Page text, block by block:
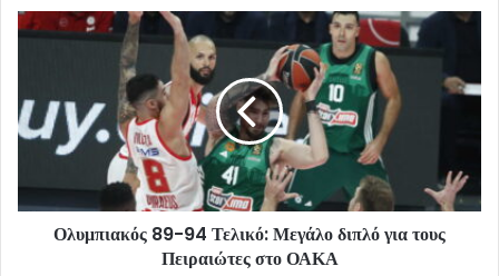
Ολυμπιακός 89-94 Τελικό: Μεγάλο διπλό για τους
Πειραιώτες στο ΟΑΚΑ